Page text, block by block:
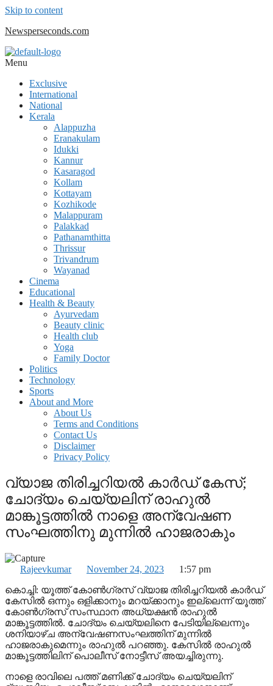
Skip to content
Newsperseconds.com
Menu
Exclusive
International
National
Kerala
Alappuzha
Eranakulam
Idukki
Kannur
Kasaragod
Kollam
Kottayam
Kozhikode
Malappuram
Palakkad
Pathanamthitta
Thrissur
Trivandrum
Wayanad
Cinema
Educational
Health & Beauty
Ayurvedam
Beauty clinic
Health club
Yoga
Family Doctor
Politics
Technology
Sports
About and More
About Us
Terms and Conditions
Contact Us
Disclaimer
Privacy Policy
വ്യാജ തിരിച്ചറിയല്‍ കാര്‍ഡ് കേസ്;
ചോദ്യം ചെയ്യലിന് രാഹുല്‍
മാങ്കൂട്ടത്തില്‍ നാളെ അന്വേഷണ
സംഘത്തിനു മുന്നില്‍ ഹാജരാകും
Rajeevkumar November 24, 2023
1:57 pm
കൊച്ചി: യൂത്ത് കോണ്‍ഗ്രസ് വ്യാജ തിരിച്ചറിയല്‍ കാര്‍ഡ്
കേസില്‍ ഒന്നും ഒളിക്കാനും മറയ്ക്കാനും ഇല്ലെന്ന് യൂത്ത്
കോണ്‍ഗ്രസ് സംസ്ഥാന അധ്യക്ഷന്‍ രാഹുല്‍
മാങ്കൂട്ടത്തില്‍. ചോദ്യം ചെയ്യലിനെ പേടിയില്ലെന്നും
ശനിയാഴ്ച അന്വേഷണസംഘത്തിന് മുന്നില്‍
ഹാജരാകുമെന്നും രാഹുല്‍ പറഞ്ഞു. കേസില്‍ രാഹുല്‍
മാങ്കൂട്ടത്തിലിന് പൊലീസ് നോട്ടീസ് അയച്ചിരുന്നു.
നാളെ രാവിലെ പത്ത് മണിക്ക് ചോദ്യം ചെയ്യലിന്